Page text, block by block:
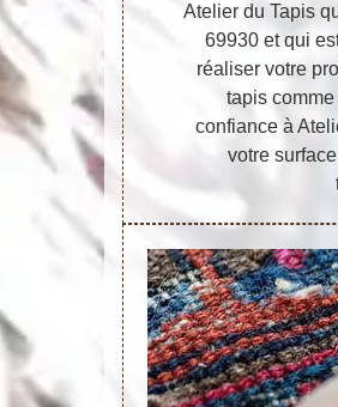
Atelier du Tapis
69930 et qui
réaliser votre
tapis
confiance à
votre